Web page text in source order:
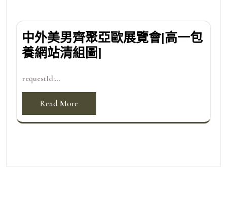
中外美男齊聚亞歐展覽會[高一包
養網站清組圖]
requestId:...
Read More